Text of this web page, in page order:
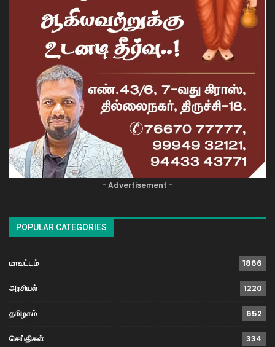
- Advertisement -
POPULAR CATEGORIES
மாவட்டம் 1866
அரசியல் 1220
தமிழகம் 652
செய்திகள் 334